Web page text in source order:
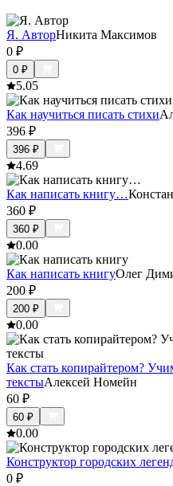
Я. АвторНикита Максимов
0 ₽
0 ₽
5.05
Как научиться писать стихи
396 ₽
396 ₽
4.69
Как написать книгу…
360 ₽
360 ₽
0.00
Как написать книгуОлег
200 ₽
200 ₽
0.00
Как стать копирайтером?
текстыАлексей Номейн
60 ₽
60 ₽
0.00
Конструктор городских
0 ₽